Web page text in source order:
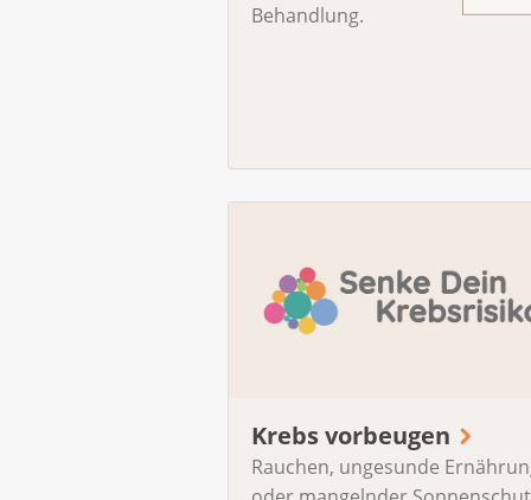
Behandlung.
Krebs vorbeugen
Rauchen, ungesunde